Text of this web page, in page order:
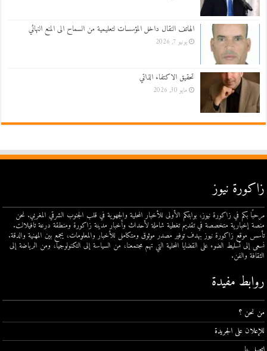
الهاتف النقال داخل المؤسسات لتعليمية من السماح الى المنع النهائي
يونيو 7, 2026
تحقيق الاكتفاء الذاتي
مايو 30, 2026
زاكورة نيوز
مرحبًا بكم في زاكورة نيوز، بوابتكم الأولى للأخبار المحلية والجهوية في قلب الجنوب الشرقي المغربي. نحن
منصة إخبارية متخصصة في تقديم تغطية شاملة لأحداث وأخبار مدينة زاكورة ومنطقة درعة تافيلالت.
تأسس موقع زاكورة نيوز بهدف توفير مصدر موثوق ومتكامل للأخبار والمعلومات، يجمع بين المهنية والدقة.
نسعى إلى تسليط الضوء على القضايا المحلية التي تهم مجتمعنا، من السياسة إلى التكنولوجيا، ومن الرياضة إلى
الثقافة والفن.
روابط مفيدة
من نحن ؟
للإعلان على الجريدة